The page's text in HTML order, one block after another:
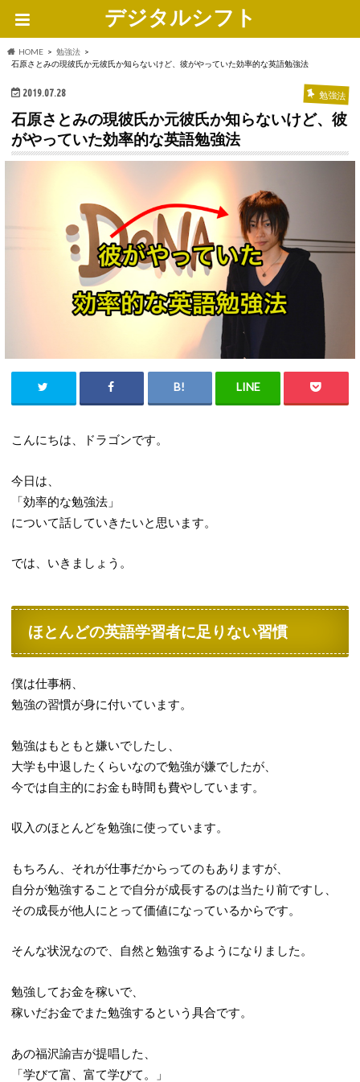
デジタルシフト
HOME
勉強法
石原さとみの現彼氏か元彼氏か知らないけど、彼がやっていた効率的な英語勉強法
2019.07.28 勉強法
石原さとみの現彼氏か元彼氏か知らないけど、彼
がやっていた効率的な英語勉強法
こんにちは、ドラゴンです。
今日は、
「効率的な勉強法」
について話していきたいと思います。
では、いきましょう。
ほとんどの英語学習者に足りない習慣
僕は仕事柄、
勉強の習慣が身に付いています。
勉強はもともと嫌いでしたし、
大学も中退したくらいなので勉強が嫌でしたが、
今では自主的にお金も時間も費やしています。
収入のほとんどを勉強に使っています。
もちろん、それが仕事だからってのもありますが、
自分が勉強することで自分が成長するのは当たり前ですし、
その成長が他人にとって価値になっているからです。
そんな状況なので、自然と勉強するようになりました。
勉強してお金を稼いで、
稼いだお金でまた勉強するという具合です。
あの福沢諭吉が提唱した、
「学びて富、富て学びて。」